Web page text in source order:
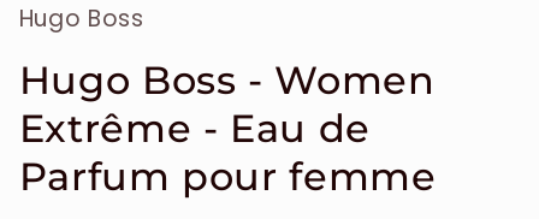
Hugo Boss
Hugo Boss - Women
Extrême - Eau de
Parfum pour femme